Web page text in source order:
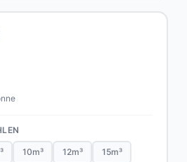
10m³ 12m³ 15m³